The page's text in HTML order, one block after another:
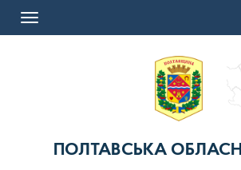
Toggle
ПОЛТАВСЬКА